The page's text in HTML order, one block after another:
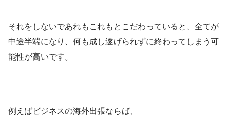
それをしないであれもこれもとこだわっていると、全てが
中途半端になり、何も成し遂げられずに終わってしまう可
能性が高いです。
例えばビジネスの海外出張ならば、